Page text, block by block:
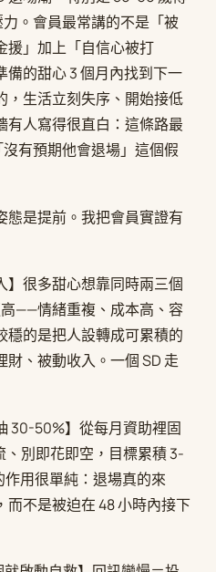
。會員最常講的不是「被
援」加上「自信心被打
的甜心 3 個月內找到下一
，生活立刻失序、開始接低
有人寫得很直白：這條路最
有預期他會退場」這個假
態是提前。我把會員實證有
】很多甜心想靠同時兩三個
——情緒重複、成本高、容
穩的是把人設轉成可累積的
、被動收入。一個 SD 走
30-50%】從每月資助裡固
別即花即空，目標累積 3-
用很單純：退場真的來
而不是被迫在 48 小時內接下